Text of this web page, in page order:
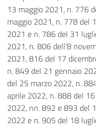
13 maggio 2021, n. 776
maggio 2021, n. 778 del
2021 e n. 786 del 31
2021, n. 806 dell’8
2021, 816 del 17
n. 849 del 21 gennaio
del 25 marzo 2022, n.
aprile 2022, n. 888 del
2022, nn. 892 e 893 del
2022 e n. 905 del 18